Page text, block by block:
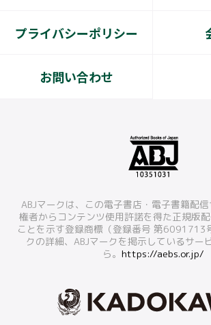
プライバシーポリシー
お問い合わせ
ABJマークは、この電子書店・電子書籍配
権者からコンテンツ使用許諾を得た正規版
ことを示す登録商標（登録番号 第6091713
クの詳細、ABJマークを掲示しているサー
ら。 https://aebs.or.jp/